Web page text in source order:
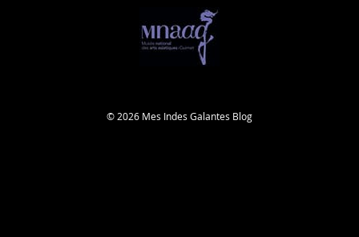
© 2026 Mes Indes Galantes Blog